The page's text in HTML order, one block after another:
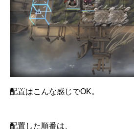
配置はこんな感じでOK。
配置した順番は、